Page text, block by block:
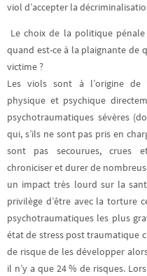
viol d’accepter la
Le choix de la politique
quand est-ce à la plaignante de
victime ?
Les viols sont à l’origine de
physique et psychique
psychotraumatiques sévères
qui, s’ils ne sont pas pris en
sont pas secourues, crues
chroniciser et durer de
un impact très lourd sur la
privilège d’être avec la torture
psychotraumatiques les plus
état de stress post traumatique
de risque de les développer
il n’y a que 24 % de risques.